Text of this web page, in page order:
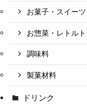
お菓子・スイーツ
お惣菜・レトルト
調味料
製菓材料
ドリンク